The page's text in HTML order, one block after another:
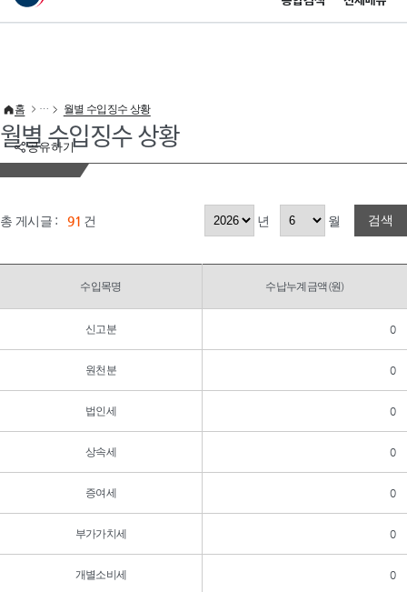
이 누리집은 대한민국 공식 전자정부 누리집입니다.
공유하기
홈 월별 수입징수 상황
월별 수입징수 상황
총 게시글 : 91 건 년 월 검색
수입목명 수납누계금액(원)
신고분 0
원천분 0
법인세 0
상속세 0
증여세 0
부가가치세 0
개별소비세 0